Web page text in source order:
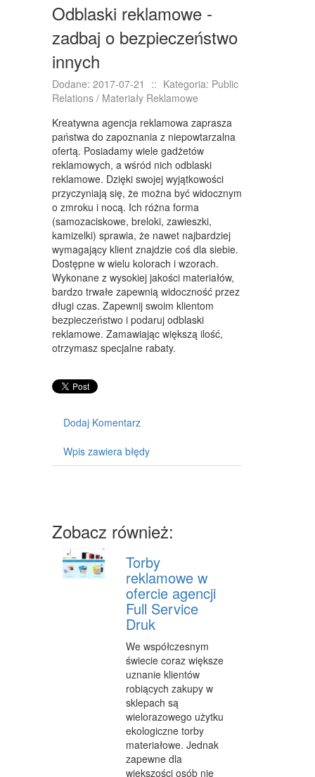
BIZNES ONLINE
BIŻUTERIA
DLA DZIECI
MEBLE
WYPOSAŻENIE WNĘTRZ
WYPOSAŻENIE ŁAZIENKI
ODZIEŻ
SPORT
ELEKTRONIKA, RTV, AGD
ART. DLA ZWIERZĄT
OGRÓD, ROŚLINY
MATERIAŁY EKSPLOATACYJNE
INNE SKLEPY
NARZĘDZIA
PRZEMYSŁ METALOWY
PRZEWÓZ
TRANSPORT
CZĘŚCI SAMOCHODOWE
WYNAJEM
USŁUGI MOTORYZACYJNE
SALONY, KOMISY
PUBLIC RELATIONS
Odblaski reklamowe -
zadbaj o bezpieczeństwo
innych
Dodane: 2017-07-21 :: Kategoria: Public
Relations / Materiały Reklamowe
Kreatywna agencja reklamowa zaprasza
państwa do zapoznania z niepowtarzalna
ofertą. Posiadamy wiele gadżetów
reklamowych, a wśród nich odblaski
reklamowe. Dzięki swojej wyjątkowości
przyczyniają się, że można być widocznym
o zmroku i nocą. Ich różna forma
(samozaciskowe, breloki, zawieszki,
kamizelki) sprawia, że nawet najbardziej
wymagający klient znajdzie coś dla siebie.
Dostępne w wielu kolorach i wzorach.
Wykonane z wysokiej jakości materiałów,
bardzo trwałe zapewnią widoczność przez
długi czas. Zapewnij swoim klientom
bezpieczeństwo i podaruj odblaski
reklamowe. Zamawiając większą ilość,
otrzymasz specjalne rabaty.
Dodaj Komentarz
Wpis zawiera błędy
Zobacz również:
Torby
reklamowe w
ofercie agencji
Full Service
Druk
We współczesnym
świecie coraz większe
uznanie klientów
robiących zakupy w
sklepach są
wielorazowego użytku
ekologiczne torby
materiałowe. Jednak
zapewne dla
większości osób nie